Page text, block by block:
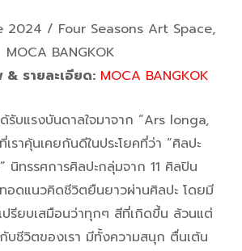
2024 / Four Seasons Art Space,
MOCA BANGKOK
รายละเอียด: MOCA BANGKOK
รับแรงบันดาลใจมาจาก “Ars longa,
ราคุ้นเคยกันดีในประโยคที่ว่า “ศิลปะ
นิทรรศการศิลปะกลุ่มจาก 11 ศิลปิน
ดแนวคิดชีวิตยืนยาวผ่านศิลปะ โดยมี
รียบเสมือนว่าทุกๆ สีที่เกิดขึ้น ล้วนแต่
บชีวิตของเรา มีทั้งความสนุก ตื่นเต้น